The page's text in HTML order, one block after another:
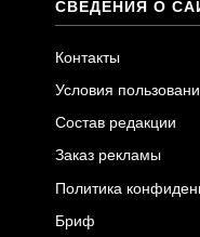
СВЕДЕНИЯ О
Контакты
Условия
Состав редакции
Заказ рекламы
Политика
Бриф